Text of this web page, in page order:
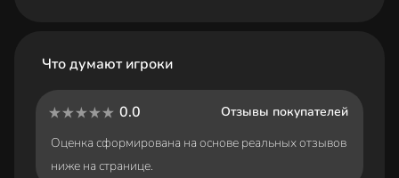
Что думают игроки
0.0
Отзывы покупателей
Оценка сформирована на основе реальных отзывов
ниже на странице.